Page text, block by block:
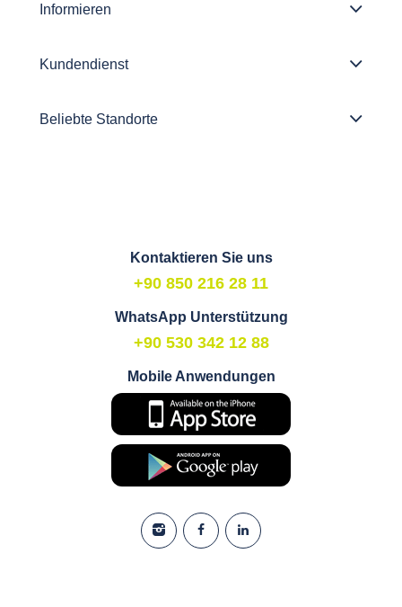
Informieren
Kundendienst
Beliebte Standorte
Kontaktieren Sie uns
+90 850 216 28 11
WhatsApp Unterstützung
+90 530 342 12 88
Mobile Anwendungen